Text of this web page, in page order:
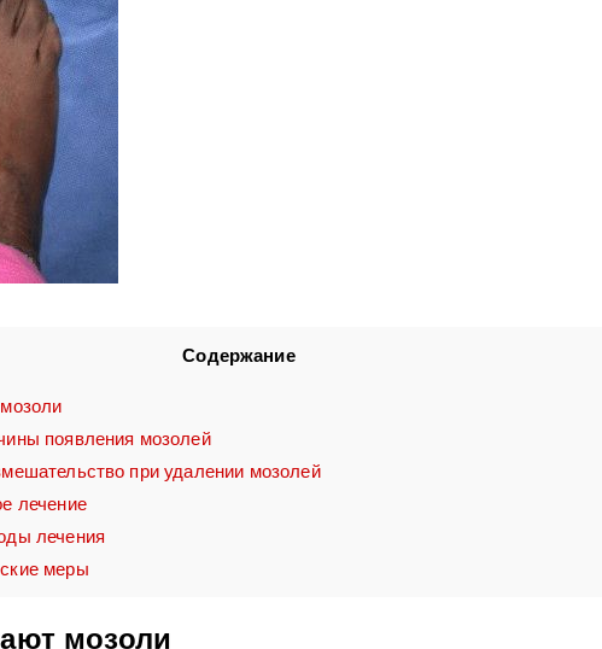
Содержание
появления мозолей
при удалении мозолей
лечение
лечения
меры
мозоли